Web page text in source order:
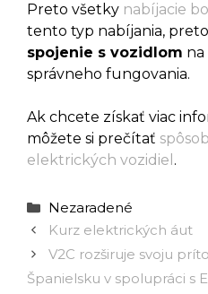
Preto všetky nabíjacie
tento typ nabíjania,
spojenie s vozidlom
správneho fungovania.
Ak chcete získať viac
môžete si prečítať
elektrických vozidiel .
Kategórie
Nezaradené
Kurz elektrických áut
V2C rozširuje svoju
Španielsku v spolupráci s